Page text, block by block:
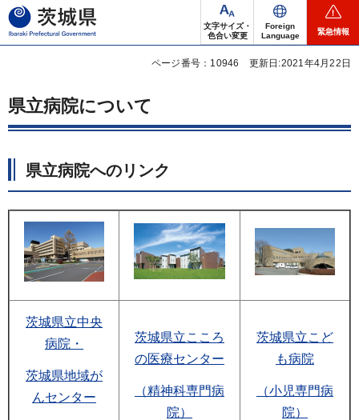
茨城県
文字サイズ・
色合い変更
Foreign
Language
緊急情報
ページ番号：10946 更新日:2021年4月22日
県立病院について
県立病院へのリンク
茨城県立中央
病院・
茨城県地域が
んセンター
茨城県立こころ
の医療センター
（精神科専門病
院）
茨城県立こど
も病院
（小児専門病
院）